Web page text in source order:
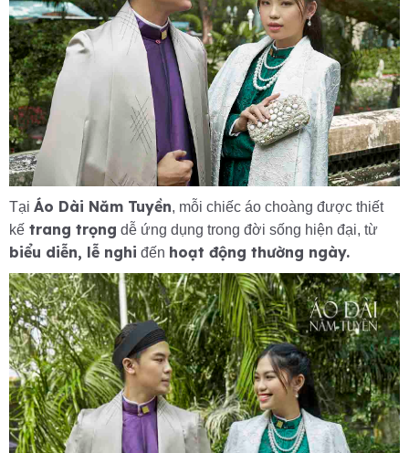
Tại Áo Dài Năm Tuyền, mỗi chiếc áo choàng được thiết
kế trang trọng dễ ứng dụng trong đời sống hiện đại, từ
biểu diễn, lễ nghi đến hoạt động thường ngày.